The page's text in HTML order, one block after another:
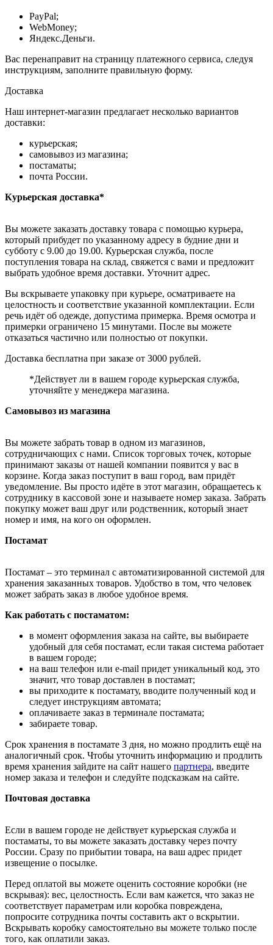
PayPal;
WebMoney;
Яндекс.Деньги.
Вас перенаправит на страницу платежного сервиса, следуя
инструкциям, заполните правильную форму.
Доставка
Наш интернет-магазин предлагает несколько вариантов
доставки:
курьерская;
самовывоз из магазина;
постаматы;
почта России.
Курьерская доставка*
Вы можете заказать доставку товара с помощью курьера,
который прибудет по указанному адресу в будние дни и
субботу с 9.00 до 19.00. Курьерская служба, после
поступления товара на склад, свяжется с вами и предложит
выбрать удобное время доставки. Уточнит адрес.
Вы вскрываете упаковку при курьере, осматриваете на
целостность и соответствие указанной комплектации. Если
речь идёт об одежде, допустима примерка. Время осмотра и
примерки ограничено 15 минутами. После вы можете
отказаться частично или полностью от покупки.
Доставка бесплатна при заказе от 3000 рублей.
*Действует ли в вашем городе курьерская служба,
уточняйте у менеджера магазина.
Самовывоз из магазина
Вы можете забрать товар в одном из магазинов,
сотрудничающих с нами. Список торговых точек, которые
принимают заказы от нашей компании появится у вас в
корзине. Когда заказ поступит в ваш город, вам придёт
уведомление. Вы просто идёте в этот магазин, обращаетесь к
сотруднику в кассовой зоне и называете номер заказа. Забрать
покупку может ваш друг или родственник, который знает
номер и имя, на кого он оформлен.
Постамат
Постамат – это терминал с автоматизированной системой для
хранения заказанных товаров. Удобство в том, что человек
может забрать заказ в любое удобное время.
Как работать с постаматом:
в момент оформления заказа на сайте, вы выбираете
удобный для себя постамат, если такая система работает
в вашем городе;
на ваш телефон или e-mail придет уникальный код, это
значит, что товар доставлен в постамат;
вы приходите к постамату, вводите полученный код и
следует инструкциям автомата;
оплачиваете заказ в терминале постамата;
забираете товар.
Срок хранения в постамате 3 дня, но можно продлить ещё на
аналогичный срок. Чтобы уточнить информацию и продлить
время хранения зайдите на сайт нашего партнера, введите
номер заказа и телефон и следуйте подсказкам на сайте.
Почтовая доставка
Если в вашем городе не действует курьерская служба и
постаматы, то вы можете заказать доставку через почту
России. Сразу по прибытии товара, на ваш адрес придет
извещение о посылке.
Перед оплатой вы можете оценить состояние коробки (не
вскрывая): вес, целостность. Если вам кажется, что заказ не
соответствует параметрам или коробка повреждена,
попросите сотрудника почты составить акт о вскрытии.
Вскрывать коробку самостоятельно вы можете только после
того, как оплатили заказ.